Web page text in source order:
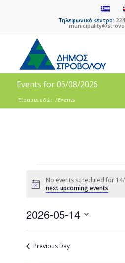
Τηλεφωνικό κέντρο:
Events for 06/08/2026
Είσαστε εδώ: /Events
Notice
No events scheduled for
next upcoming events.
2026-05-14
Previous Day